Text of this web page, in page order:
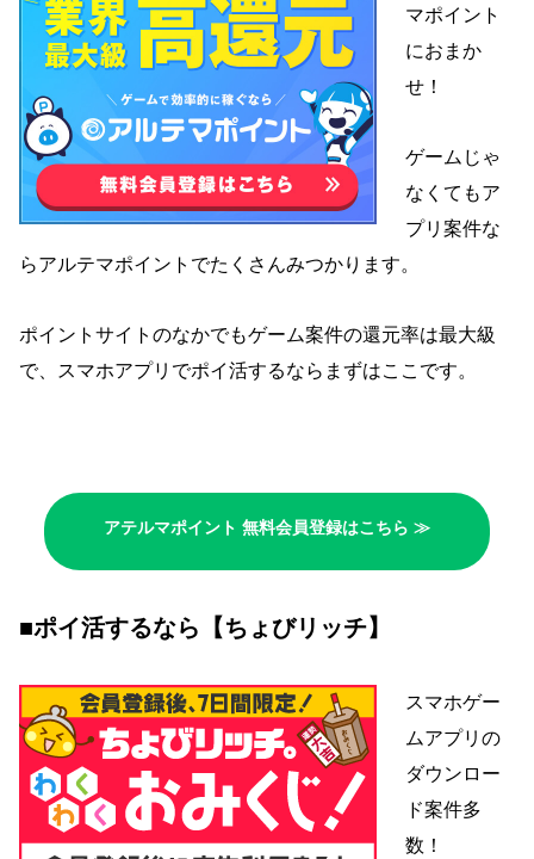
マポイント
におまか
せ！
ゲームじゃ
なくてもア
プリ案件な
らアルテマポイントでたくさんみつかります。
ポイントサイトのなかでもゲーム案件の還元率は最大級
で、スマホアプリでポイ活するならまずはここです。
アテルマポイント 無料会員登録はこちら ≫
■ポイ活するなら【ちょびリッチ】
スマホゲー
ムアプリの
ダウンロー
ド案件多
数！